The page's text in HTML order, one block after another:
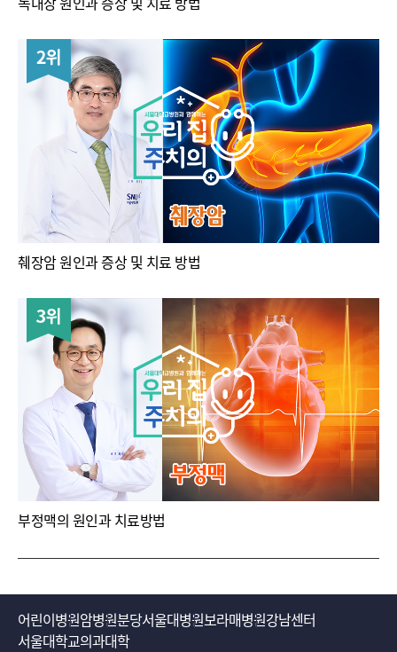
2위
췌장암 원인과 증상 및 치료 방법
3위
부정맥의 원인과 치료방법
어린이병원암병원분당서울대병원보라매병원강남센터
서울대학교의과대학